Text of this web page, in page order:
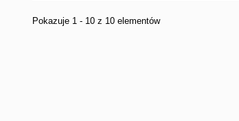
Pokazuje 1 - 10 z 10 elementów